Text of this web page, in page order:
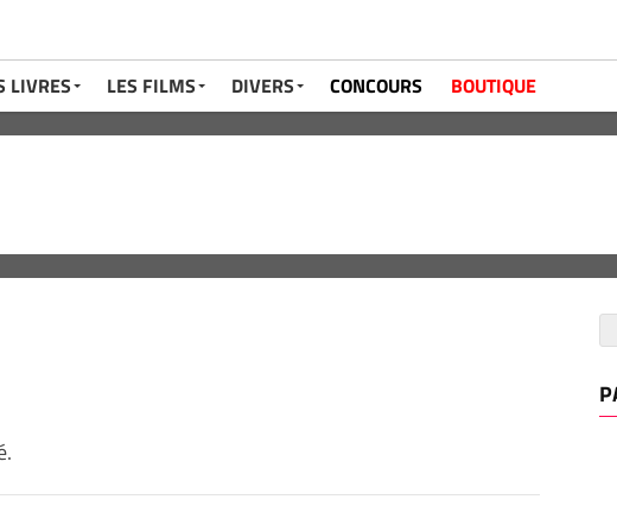
LIVRES LES FILMS DIVERS CONCOURS BOUTIQUE